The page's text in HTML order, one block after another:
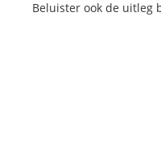
Beluister ook de uitleg